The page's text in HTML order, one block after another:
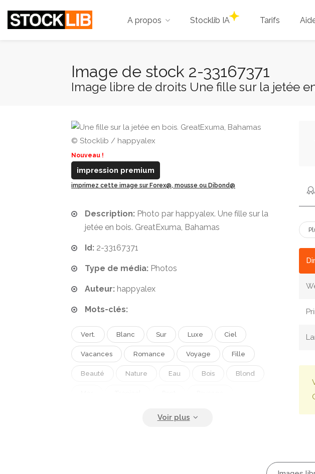
A propos Stocklib IA Tarifs
Image de stock 2-33167371
Image libre de droits Une fille sur la jetée en
© Stocklib / happyalex
Nouveau !
impression premium
imprimez cette image sur Forex@, mousse ou Dibond@
Description: Photo par happyalex. Une fille sur la
jetée en bois. GreatExuma, Bahamas
Id: 2-33167371
Type de média: Photos
Auteur: happyalex
Mots-clés:
Vert. Blanc Sur Luxe Ciel
Vacances Romance Voyage Fille
Beauté Nature Eau Bois Blond
Romantique